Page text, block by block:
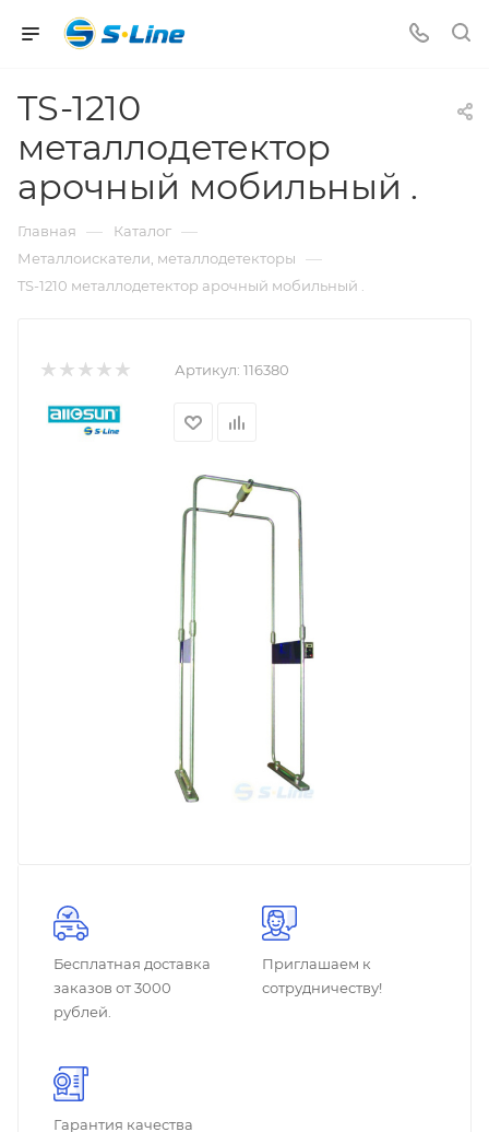
TS-1210
металлодетектор
арочный мобильный .
Главная — Каталог —
Металлоискатели, металлодетекторы —
TS-1210 металлодетектор арочный мобильный .
Артикул: 116380
Бесплатная доставка
заказов от 3000
рублей.
Приглашаем к
сотрудничеству!
Гарантия качества